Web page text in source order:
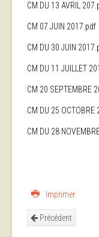
CM DU 13 AVRIL
CM 07 JUIN 2017.pdf
CM DU 30 JUIN
CM DU 11 JUILLET
CM 20 SEPTEMBRE
CM DU 25 OCTOBRE
CM DU 28
Imprimer
Précédent